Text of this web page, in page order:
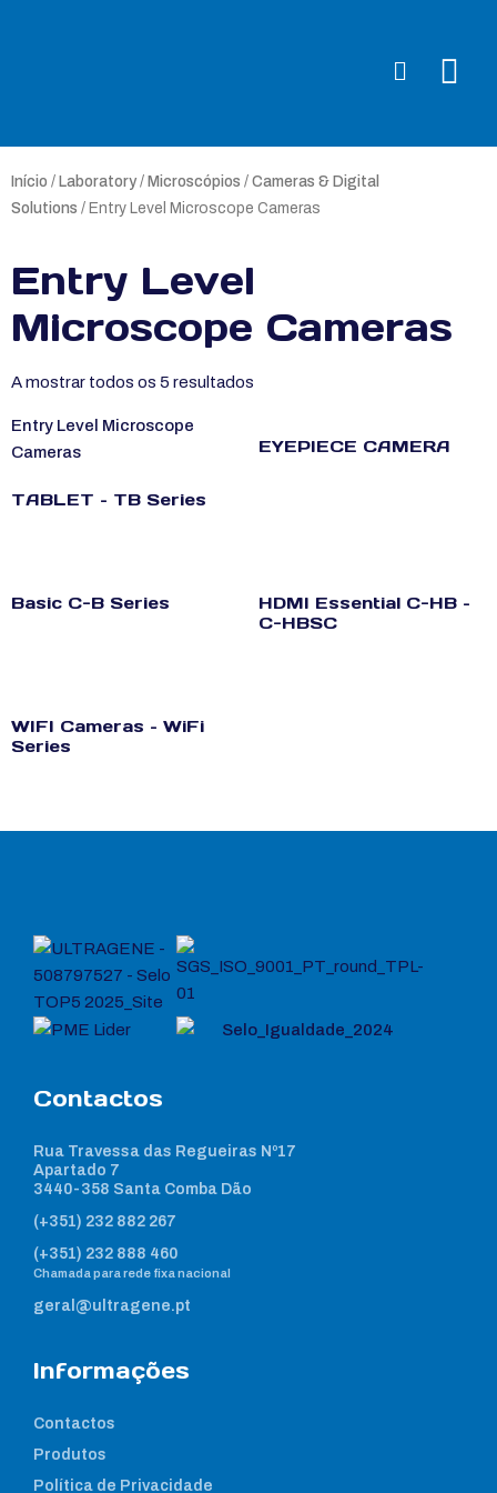
Início / Laboratory / Microscópios / Cameras & Digital
Solutions / Entry Level Microscope Cameras
Entry Level
Microscope Cameras
A mostrar todos os 5 resultados
Entry Level Microscope
Cameras
TABLET – TB Series
EYEPIECE CAMERA
Basic C-B Series
HDMI Essential C-HB –
C-HBSC
WIFI Cameras – WiFi
Series
Contactos
Rua Travessa das Regueiras Nº17
Apartado 7
3440-358 Santa Comba Dão
(+351) 232 882 267
(+351) 232 888 460
Chamada para rede fixa nacional
geral@ultragene.pt
Informações
Contactos
Produtos
Política de Privacidade